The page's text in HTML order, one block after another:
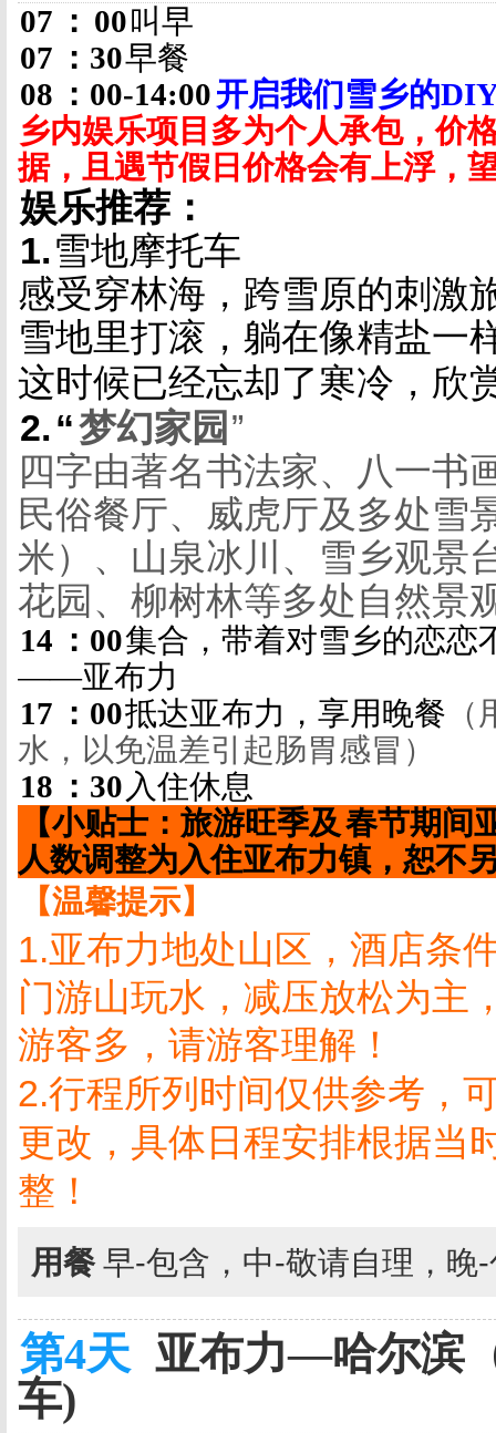
07 ： 00叫早
07 ： 30早餐
08 ： 00-14:00开启我们雪乡的
乡内娱乐项目多为个人承包，价
据，且遇节假日价格会有上浮，
娱乐推荐：
1.雪地摩托车
感受穿林海，跨雪原的刺激
雪地里打滚，躺在像精盐一
这时候已经忘却了寒冷，欣
2.“梦幻家园 ”
四字由著名书法家、八一书
民俗餐厅、威虎厅及多处雪
米）、山泉冰川、雪乡观景
花园、柳树林等多处自然景
14 ： 00集合，带着对雪乡的恋恋
——亚布力
17 ： 00抵达亚布力，享用晚餐
水，以免温差引起肠胃感冒）
18 ： 30 入住休息
【小贴士：旅游旺季及 春节期间
人数调整为入住亚布力镇，恕不
【温馨提示】
1.亚布力地处山区，酒店条
门游山玩水，减压放松为主
游客多，请游客理解！
2.行程所列时间仅供参考，
更改，具体日程安排根据当
整！
用餐 早-包含，中-敬请自理，晚
第4天 亚布力—哈尔滨
车)